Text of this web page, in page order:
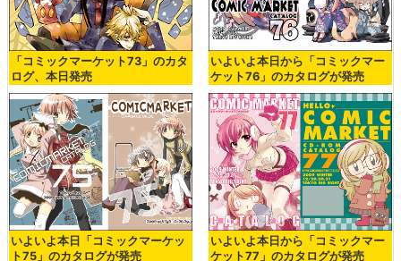
「コミックマーケット73」のカタ
ログ、本日発売
いよいよ本日から「コミックマー
ケット76」のカタログが発売
いよいよ本日「コミックマーケッ
ト75」のカタログが発売
いよいよ本日から「コミックマー
ケット77」のカタログが発売